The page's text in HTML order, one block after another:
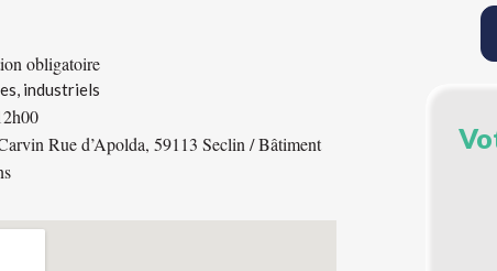
obligatoire
industriels
Rue d’Apolda, 59113 Seclin / Bâtiment